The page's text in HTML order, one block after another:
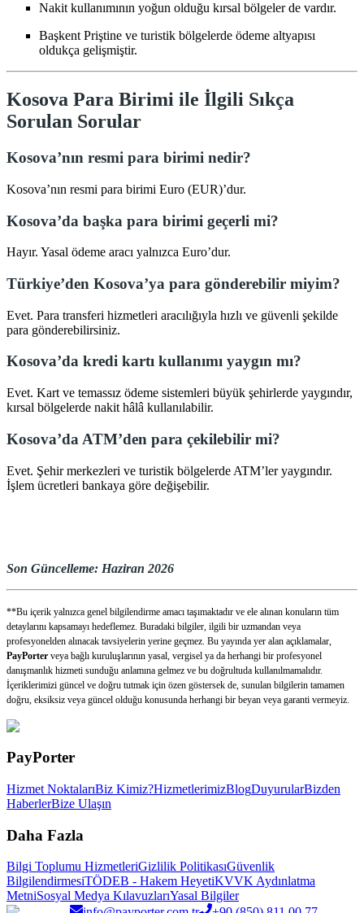
Nakit kullanımının yoğun olduğu kırsal bölgeler de vardır.
Başkent Priştine ve turistik bölgelerde ödeme altyapısı
oldukça gelişmiştir.
Kosova Para Birimi ile İlgili Sıkça
Sorulan Sorular
Kosova’nın resmi para birimi nedir?
Kosova’nın resmi para birimi Euro (EUR)’dur.
Kosova’da başka para birimi geçerli mi?
Hayır. Yasal ödeme aracı yalnızca Euro’dur.
Türkiye’den Kosova’ya para gönderebilir miyim?
Evet. Para transferi hizmetleri aracılığıyla hızlı ve güvenli şekilde
para gönderebilirsiniz.
Kosova’da kredi kartı kullanımı yaygın mı?
Evet. Kart ve temassız ödeme sistemleri büyük şehirlerde yaygındır,
kırsal bölgelerde nakit hâlâ kullanılabilir.
Kosova’da ATM’den para çekilebilir mi?
Evet. Şehir merkezleri ve turistik bölgelerde ATM’ler yaygındır.
İşlem ücretleri bankaya göre değişebilir.
Son Güncelleme: Haziran 2026
**Bu içerik yalnızca genel bilgilendirme amacı taşımaktadır ve ele alınan konuların tüm
detaylarını kapsamayı hedeflemez. Buradaki bilgiler, ilgili bir uzmandan veya
profesyonelden alınacak tavsiyelerin yerine geçmez. Bu yayında yer alan açıklamalar,
PayPorter veya bağlı kuruluşlarının yasal, vergisel ya da herhangi bir profesyonel
danışmanlık hizmeti sunduğu anlamına gelmez ve bu doğrultuda kullanılmamalıdır.
İçeriklerimizi güncel ve doğru tutmak için özen göstersek de, sunulan bilgilerin tamamen
doğru, eksiksiz veya güncel olduğu konusunda herhangi bir beyan veya garanti vermeyiz.
PayPorter
Hizmet NoktalarıBiz Kimiz?HizmetlerimizBlogDuyurularBizden
HaberlerBize Ulaşın
Daha Fazla
Bilgi Toplumu HizmetleriGizlilik PolitikasıGüvenlik
BilgilendirmesiTÖDEB - Hakem HeyetiKVVK Aydınlatma
MetniSosyal Medya KılavuzlarıYasal Bilgiler